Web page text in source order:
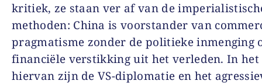
kritiek, ze staan ver af van de
methoden: China is voorstander van
pragmatisme zonder de politieke inmenging
financiële verstikking uit het verleden. In
hiervan zijn de VS-diplomatie en het